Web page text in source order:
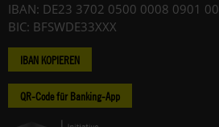
IBAN: DE23 3702 0500 0008 0901 00
BIC: BFSWDE33XXX
IBAN KOPIEREN
QR-Code für Banking-App